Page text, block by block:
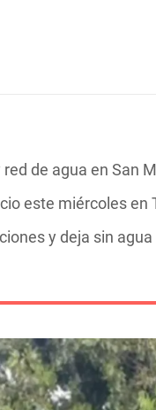
de agua en San
este miércoles en
y deja sin